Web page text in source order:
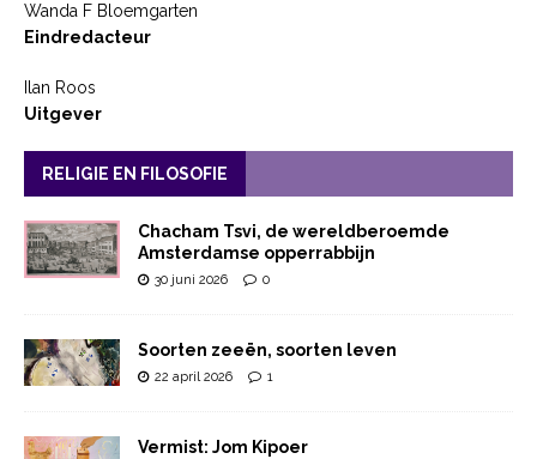
Wanda F Bloemgarten
Eindredacteur
Ilan Roos
Uitgever
RELIGIE EN FILOSOFIE
Chacham Tsvi, de wereldberoemde
Amsterdamse opperrabbijn
30 juni 2026 0
Soorten zeeën, soorten leven
22 april 2026 1
Vermist: Jom Kipoer